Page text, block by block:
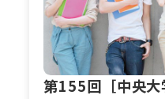
第155回［中央